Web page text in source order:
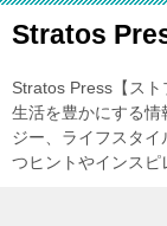
Stratos
Stratos Press【ス
生活を豊かにする情
ジー、ライフスタ
つヒントやインスピ